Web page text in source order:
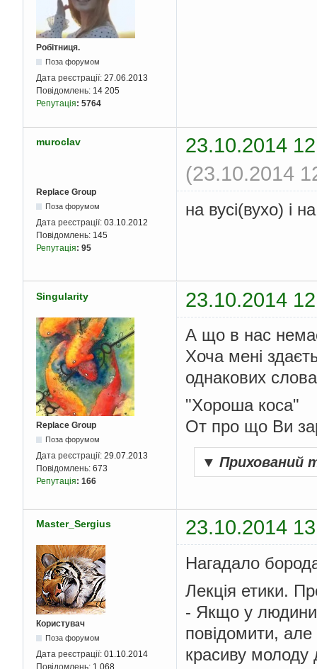
Робітниця.
Поза форумом
Дата реєстрації: 27.06.2013
Повідомлень: 14 205
Репутація: 5764
muroclav
23.10.2014
(23.10.2014
Replace Group
Поза форумом
Дата реєстрації: 03.10.2012
Повідомлень: 145
Репутація: 95
на вусі(вухо) і
Singularity 23.10.2014
Replace Group
Поза форумом
Дата реєстрації: 29.07.2013
Повідомлень: 673
Репутація: 166
А що в нас немає
Хоча мені
однакових
"Хороша коса"
От про що Ви
▼ Прихований
Master_Sergius 23.10.2014
Користувач
Поза форумом
Дата реєстрації: 01.10.2014
Нагадало
Лекція етики.
- Якщо у людини
повідомити,
красиву молоду